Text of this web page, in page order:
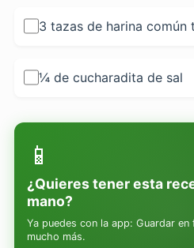
3 tazas de harina común
¼ de cucharadita de sal
📱
¿Quieres tener esta
mano?
Ya puedes con la app: Guardar
mucho más.